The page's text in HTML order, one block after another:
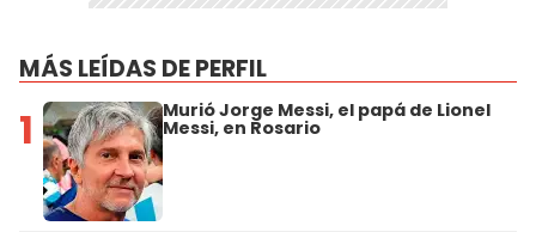
MÁS LEÍDAS DE PERFIL
1 Murió Jorge Messi, el papá de Lionel
Messi, en Rosario